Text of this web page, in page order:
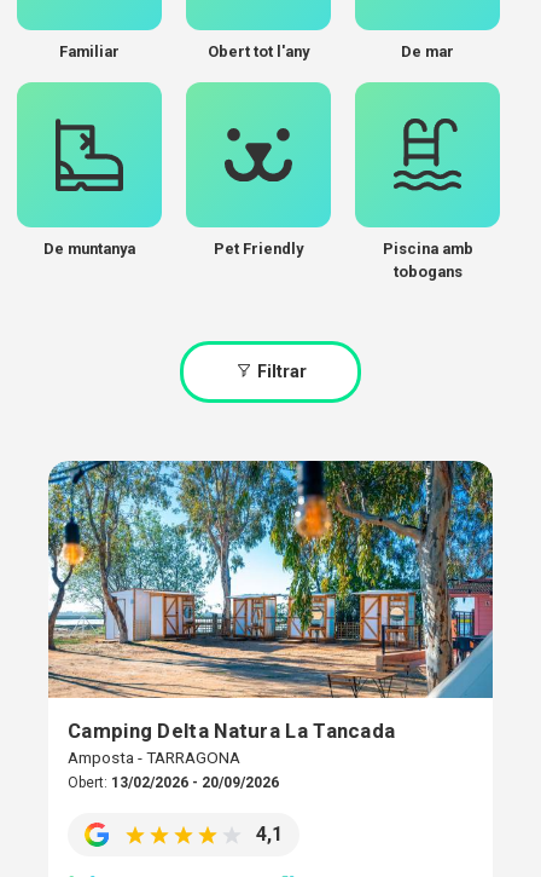
Familiar Obert tot l'any De mar
De muntanya Pet Friendly
Piscina amb
tobogans
Filtrar
Camping Delta Natura La Tancada
Amposta - TARRAGONA
Obert: 13/02/2026 - 20/09/2026
4,1